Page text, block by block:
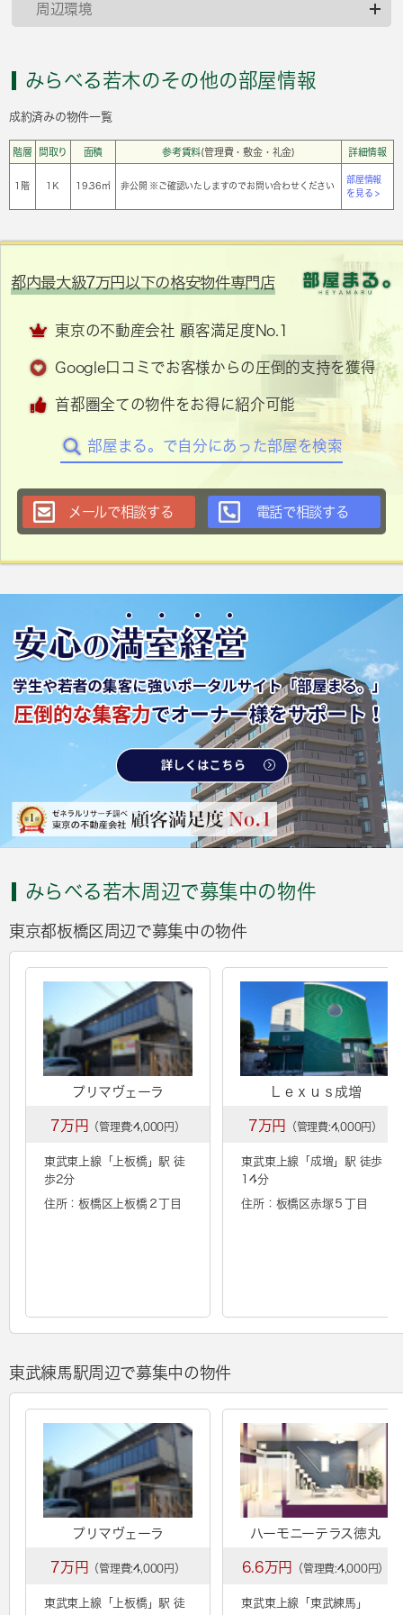
周辺環境
みらべる若木のその他の部屋情報
成約済みの物件一覧
階層 間取り 面積 参考賃料(管理費・敷金・礼金) 詳細情報
1階 1Ｋ 19.36㎡ 非公開 ※ご確認いたしますのでお問い合わせください
部屋情報
を見る >
都内最大級7万円以下の格安物件専門店
東京の不動産会社 顧客満足度No.1
Google口コミでお客様からの圧倒的支持を獲得
首都圏全ての物件をお得に紹介可能
部屋まる。で自分にあった部屋を検索
メールで相談する 電話で相談する
みらべる若木周辺で募集中の物件
東京都板橋区周辺で募集中の物件
プリマヴェーラ
7万円 （管理費:4,000円）
東武東上線「 上板橋」駅 徒
歩2分
住所：板橋区上板橋２丁目
Ｌｅｘｕｓ成増
7万円 （管理費:4,000円）
東武東上線「 成増 」駅 徒歩
14分
住所：板橋区赤塚５丁目
東武練馬駅周辺で募集中の物件
プリマヴェーラ
7万円 （管理費:4,000円）
東武東上線「 上板橋」駅 徒
ハーモニーテラス徳丸
6.6万円 （管理費:4,000円）
東武東上線「 東武練馬 」